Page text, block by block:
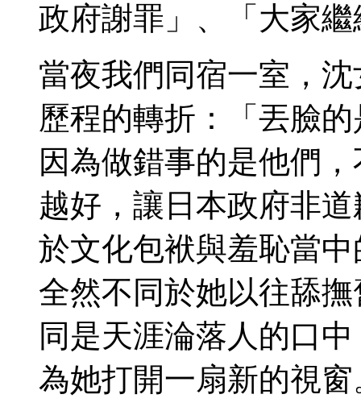
政府謝罪」、「大家
當夜我們同宿一室，
歷程的轉折：「丟臉
因為做錯事的是他們
越好，讓日本政府非
於文化包袱與羞恥當
全然不同於她以往舔
同是天涯淪落人的口
為她打開一扇新的視窗